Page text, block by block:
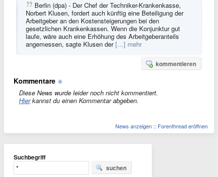
Berlin (dpa) - Der Chef der Techniker-Krankenkasse,
Norbert Klusen, fordert auch künftig eine Beteiligung der
Arbeitgeber an den Kostensteigerungen bei den
gesetzlichen Krankenkassen. Wenn die Konjunktur gut
laufe, wäre auch eine Erhöhung des Arbeitgeberanteils
angemessen, sagte Klusen der […] mehr
kommentieren
Kommentare
Diese News wurde leider noch nicht kommentiert.
Hierkannst du einen Kommentar abgeben.
News anzeigen :: Forenthread eröffnen
Suchbegriff
suchen